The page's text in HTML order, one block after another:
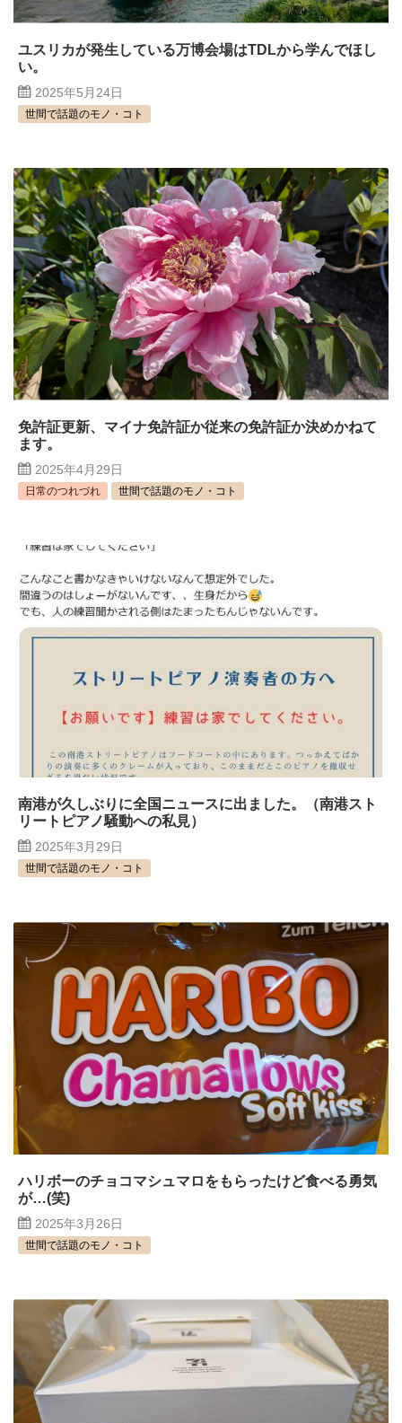
ユスリカが発生している万博会場はTDLから学んでほし
い。
2025年5月24日
世間で話題のモノ・コト
免許証更新、マイナ免許証か従来の免許証か決めかねて
ます。
2025年4月29日
日常のつれづれ 世間で話題のモノ・コト
南港が久しぶりに全国ニュースに出ました。（南港スト
リートピアノ騒動への私見）
2025年3月29日
世間で話題のモノ・コト
ハリボーのチョコマシュマロをもらったけど食べる勇気
が…(笑)
2025年3月26日
世間で話題のモノ・コト